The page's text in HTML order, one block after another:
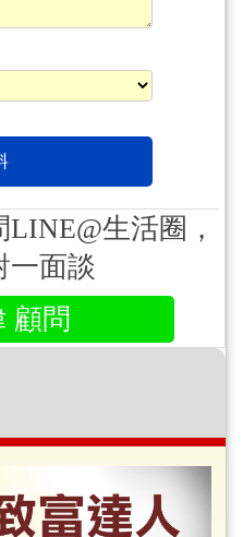
生活圈，
一面談
顧問